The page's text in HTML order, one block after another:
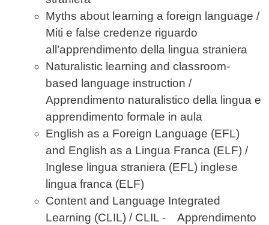
Myths about learning a foreign language /
Miti e false credenze riguardo
all’apprendimento della lingua straniera
Naturalistic learning and classroom-
based language instruction /
Apprendimento naturalistico della lingua e
apprendimento formale in aula
English as a Foreign Language (EFL)
and English as a Lingua Franca (ELF) /
Inglese lingua straniera (EFL) inglese
lingua franca (ELF)
Content and Language Integrated
Learning (CLIL) / CLIL - Apprendimento